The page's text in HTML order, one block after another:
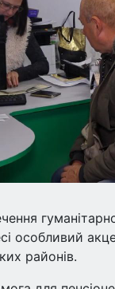
особливий
районів.